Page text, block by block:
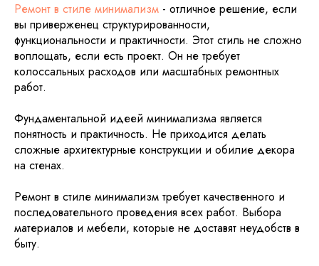
Ремонт в стиле минимализм - отличное решение, если
вы приверженец структурированности,
функциональности и практичности. Этот стиль не сложно
воплощать, если есть проект. Он не требует
колоссальных расходов или масштабных ремонтных
работ.
Фундаментальной идеей минимализма является
понятность и практичность. Не приходится делать
сложные архитектурные конструкции и обилие декора
на стенах.
Ремонт в стиле минимализм требует качественного и
последовательного проведения всех работ. Выбора
материалов и мебели, которые не доставят неудобств в
быту.